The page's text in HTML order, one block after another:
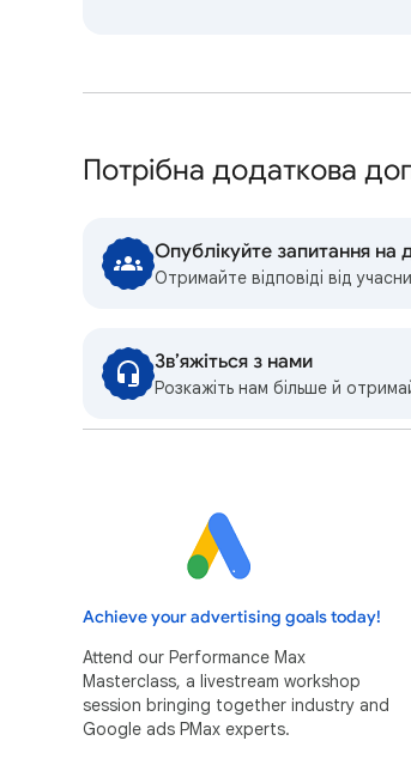
Потрібна додаткова
Опублікуйте запитання на
Отримайте відповіді від
Зв’яжіться з нами
Розкажіть нам більше й
Achieve your advertising goals today!
Attend our Performance Max
Masterclass, a livestream workshop
session bringing together industry and
Google ads PMax experts.